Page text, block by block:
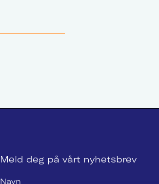
Meld deg på vårt nyhetsbrev
Navn